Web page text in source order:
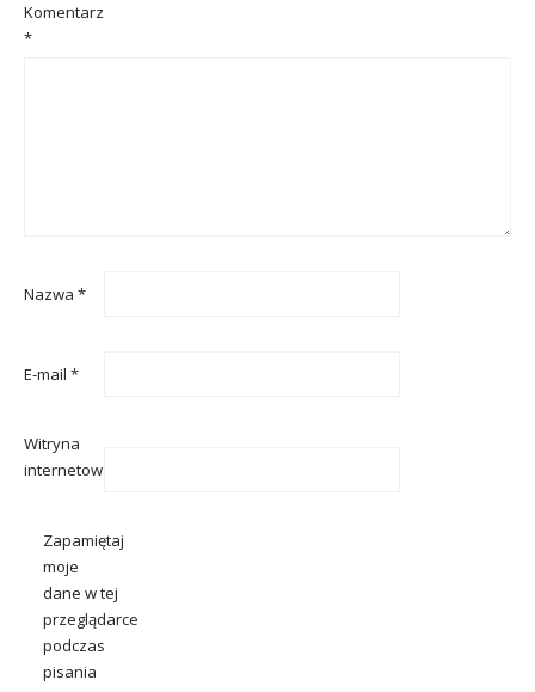
Komentarz
*
Nazwa *
E-mail *
Witryna
internetowa
Zapamiętaj
moje
dane w tej
przeglądarce
podczas
pisania